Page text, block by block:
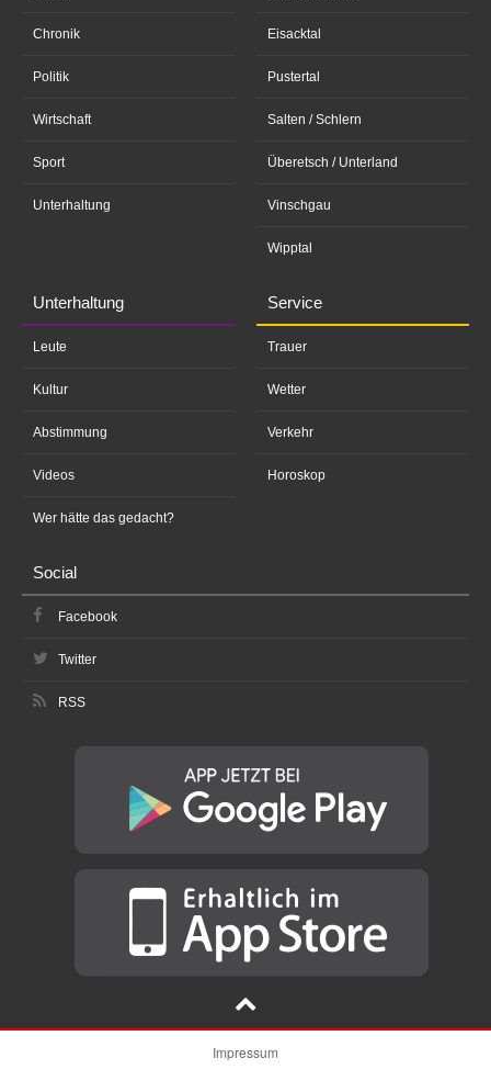
Chronik
Politik
Wirtschaft
Sport
Unterhaltung
Eisacktal
Pustertal
Salten / Schlern
Überetsch / Unterland
Vinschgau
Wipptal
Unterhaltung
Leute
Kultur
Abstimmung
Videos
Wer hätte das gedacht?
Service
Trauer
Wetter
Verkehr
Horoskop
Social
Facebook
Twitter
RSS
Impressum